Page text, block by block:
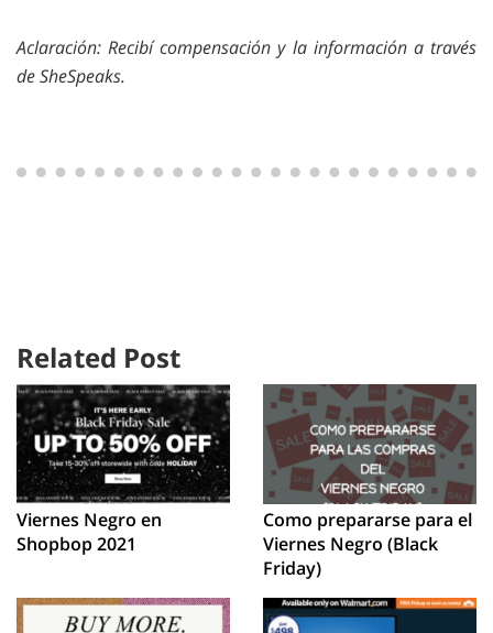
Aclaración: Recibí compensación y la información a través
de SheSpeaks.
Related Post
Viernes Negro en
Shopbop 2021
Como prepararse para el
Viernes Negro (Black
Friday)